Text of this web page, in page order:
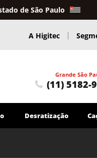
de São Paulo
A Higitec
Grande São
(11) 5182-
Desratização